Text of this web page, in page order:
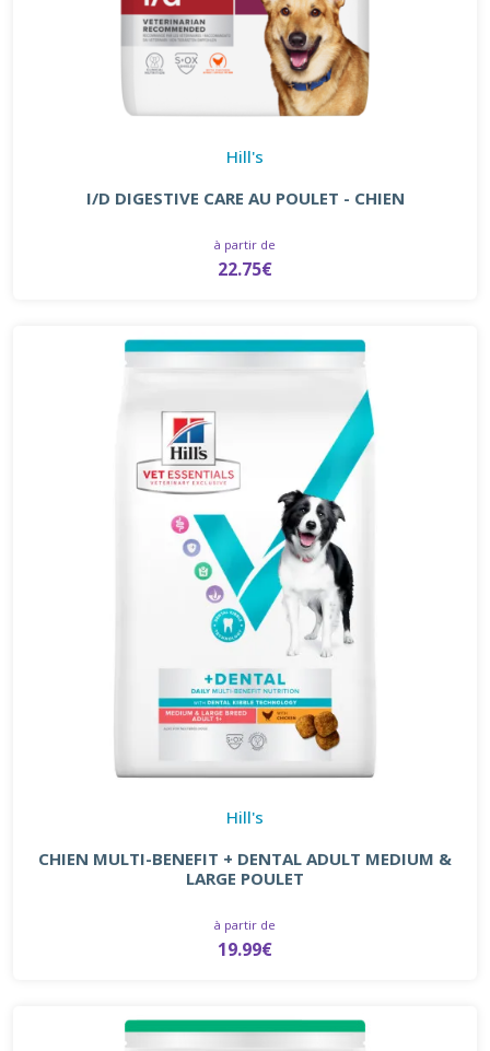
Hill's
I/D DIGESTIVE CARE AU POULET - CHIEN
à partir de
22.75€
Hill's
CHIEN MULTI-BENEFIT + DENTAL ADULT MEDIUM &
LARGE POULET
à partir de
19.99€